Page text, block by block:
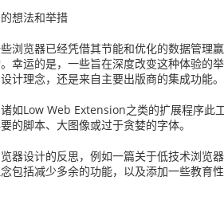
想法和举措
浏览器已经凭借其节能和优化的数据管理
幸运的是，一些旨在深度改变这种体验的
计理念，还是来自主要出版商的集成功能。
如Low Web Extension之类的扩展程序此
的脚本、大图像或过于贪婪的字体。
器设计的反思，例如一篇关于低技术浏览
包括减少多余的功能，以及添加一些教育